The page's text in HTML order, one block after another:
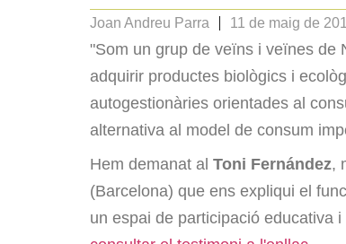
Joan Andreu Parra 11 de maig de
"Som un grup de veïns i veïnes de
adquirir productes biològics i
autogestionàries orientades al
alternativa al model de consum
Hem demanat al Toni Fernández,
(Barcelona) que ens expliqui el
un espai de participació educativa